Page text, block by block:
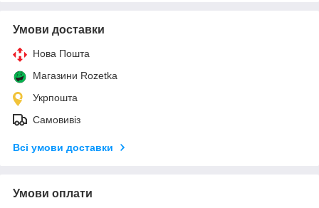
Умови доставки
Нова Пошта
Магазини Rozetka
Укрпошта
Самовивіз
Всі умови доставки
Умови оплати